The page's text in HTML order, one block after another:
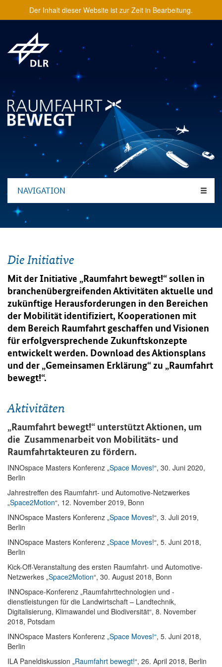
Der Inhalt dieser Website ist zur Zeit in Bearbeitung.
NAVIGATION
Die Initiative
Mit der Initiative „Raumfahrt bewegt!“ sollen in
branchenübergreifenden Aktivitäten aktuelle und
zukünftige Herausforderungen in den Bereichen
der Mobilität identifiziert, Kooperationen mit
dem Bereich Raumfahrt geschaffen und Visionen
für erfolgversprechende Zukunftskonzepte
entwickelt werden. Download des Aktionsplans
und der „Gemeinsamen Erklärung“ zu „Raumfahrt
bewegt!“.
Aktivitäten
„Raumfahrt bewegt!“ unterstützt Aktionen, um
die Zusammenarbeit von Mobilitäts- und
Raumfahrtakteuren zu fördern.
INNOspace Masters Konferenz „Space Moves!“, 30. Juni 2020,
Berlin
Jahrestreffen des Raumfahrt- und Automotive-Netzwerkes
„Space2Motion“, 12. November 2019, Bonn
INNOspace Masters Konferenz „Space Moves!“, 3. Juli 2019,
Berlin
INNOspace Masters Konferenz „Space Moves!“, 5. Juni 2018,
Berlin
Kick-Off-Veranstaltung des ersten Raumfahrt- und Automotive-
Netzwerkes „Space2Motion“, 30. August 2018, Bonn
INNOspace-Konferenz „Raumfahrttechnologien und -
dienstleistungen für die Landwirtschaft – Landtechnik,
Digitalisierung, Klimawandel und Biodiversität“, 8. November
2018, Potsdam
INNOspace Masters Konferenz „Space Moves!“, 5. Juni 2018,
Berlin
ILA Paneldiskussion „Raumfahrt bewegt!“, 26. April 2018, Berlin